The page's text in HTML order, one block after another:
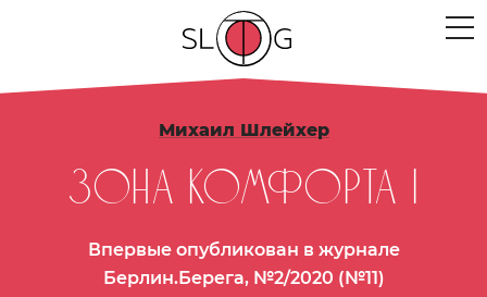
Михаил Шлейхер
Зона комфорта I
Впервые опубликован в журнале
Берлин.Берега, №2/2020 (№11)
ЛЮДИ
МЕРОПРИЯТИЯ
ТЕКСТЫ